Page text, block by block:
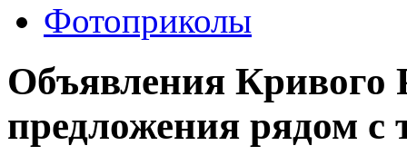
Фотоприколы
Объявления Кривого
предложения рядом с